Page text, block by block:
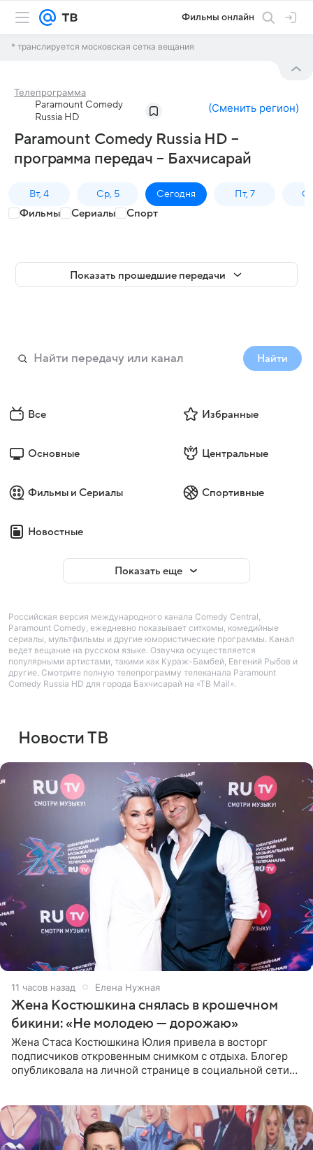
Фильмы онлайн
* транслируется московская сетка вещания
Телепрограмма
Paramount Comedy
Russia HD
(Сменить регион)
Paramount Comedy Russia HD –
программа передач – Бахчисарай
Вт, 4 Ср, 5 Сегодня Пт, 7
Фильмы Сериалы Спорт
Показать прошедшие передачи
Найти
Все Избранные
Основные Центральные
Фильмы и Сериалы Спортивные
Новостные
Показать еще
Российская версия международного канала Comedy Central,
Paramount Comedy, ежедневно показывает ситкомы, комедийные
сериалы, мультфильмы и другие юмористические программы. Канал
ведет вещание на русском языке. Озвучка осуществляется
популярными артистами, такими как Кураж-Бамбей, Евгений Рыбов и
другие. Смотрите полную телепрограмму телеканала Paramount
Comedy Russia HD для города Бахчисарай на «ТВ Mail».
Новости ТВ
11 часов назад Елена Нужная
Жена Костюшкина снялась в крошечном
бикини: «Не молодею — дорожаю»
Жена Стаса Костюшкина Юлия привела в восторг
подписчиков откровенным снимком с отдыха. Блогер
опубликовала на личной странице в социальной сети